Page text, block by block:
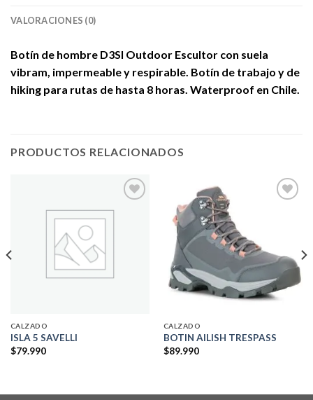
VALORACIONES (0)
Botín de hombre D3SI Outdoor Escultor con suela
vibram, impermeable y respirable. Botín de trabajo y de
hiking para rutas de hasta 8 horas. Waterproof en Chile.
PRODUCTOS RELACIONADOS
CALZADO
ISLA 5 SAVELLI
$79.990
CALZADO
BOTIN AILISH TRESPASS
$89.990